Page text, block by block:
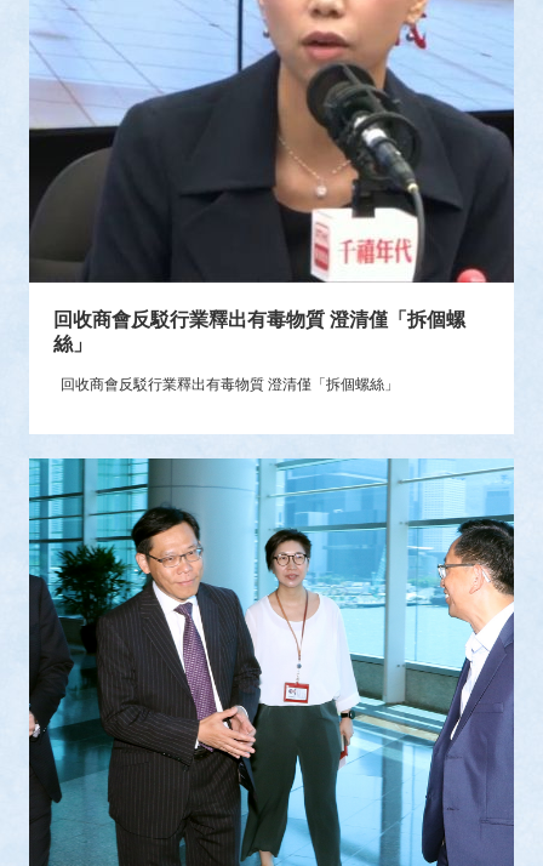
回收商會反駁行業釋出有毒物質 澄清僅「拆個螺
絲」
回收商會反駁行業釋出有毒物質 澄清僅「拆個螺絲」